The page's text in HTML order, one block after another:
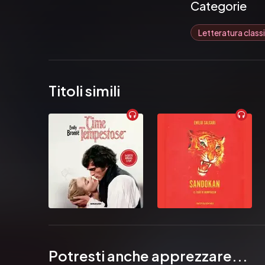
Categorie
Letteratura
Titoli simili
Potresti anche apprezzare...